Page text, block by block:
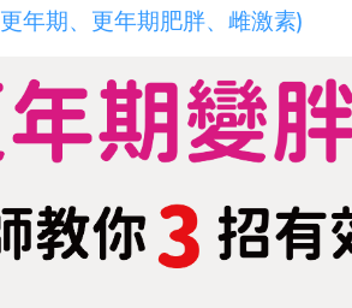
更年期、更年期肥胖、雌激素)